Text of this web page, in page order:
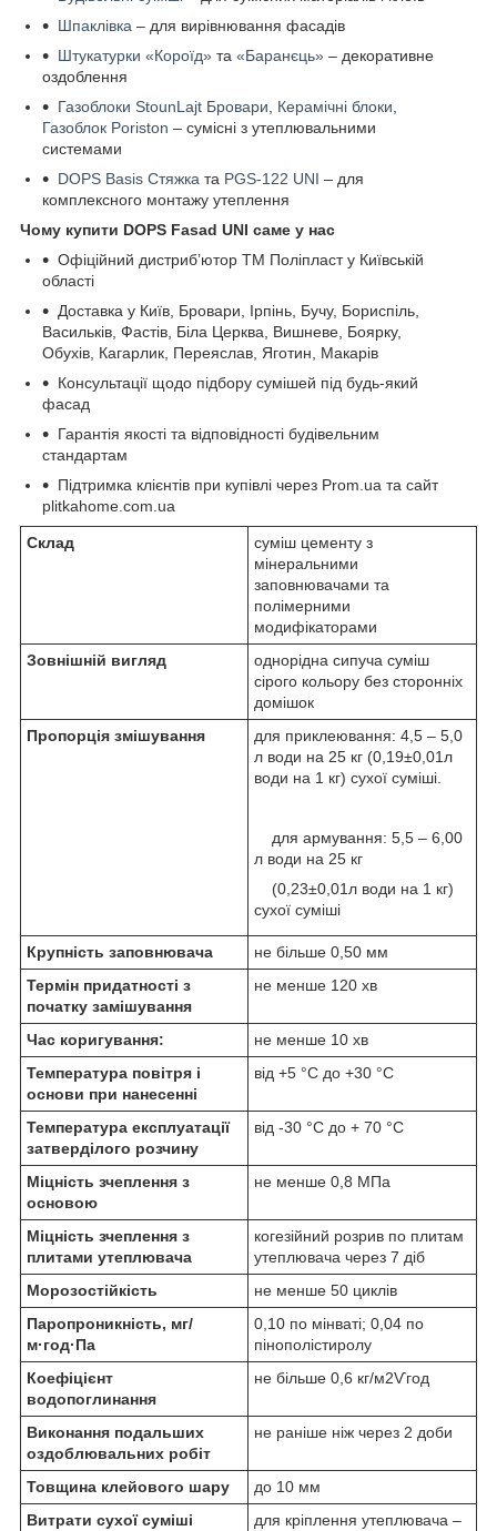
Шпаклівка – для вирівнювання фасадів
Штукатурки «Короїд» та «Баранєць» – декоративне
оздоблення
Газоблоки StounLajt Бровари, Керамічні блоки,
Газоблок Poriston – сумісні з утеплювальними
системами
DOPS Basis Стяжка та PGS-122 UNI – для
комплексного монтажу утеплення
Чому купити DOPS Fasad UNI саме у нас
Офіційний дистриб’ютор ТМ Поліпласт у Київській
області
Доставка у Київ, Бровари, Ірпінь, Бучу, Бориспіль,
Васильків, Фастів, Біла Церква, Вишневе, Боярку,
Обухів, Кагарлик, Переяслав, Яготин, Макарів
Консультації щодо підбору сумішей під будь-який
фасад
Гарантія якості та відповідності будівельним
стандартам
Підтримка клієнтів при купівлі через Prom.ua та сайт
plitkahome.com.ua
Склад
суміш цементу з
мінеральними
заповнювачами та
полімерними
модифікаторами
Зовнішній вигляд
однорідна сипуча суміш
сірого кольору без сторонніх
домішок
Пропорція змішування
для приклеювання: 4,5 – 5,0
л води на 25 кг (0,19±0,01л
води на 1 кг) сухої суміші.
для армування: 5,5 – 6,00
л води на 25 кг
(0,23±0,01л води на 1 кг)
сухої суміші
Крупність заповнювача
не більше 0,50 мм
Термін придатності з
початку замішування
не менше 120 хв
Час коригування:
не менше 10 хв
Температура повітря і
основи при нанесенні
від +5 °С до +30 °С
Температура експлуатації
затверділого розчину
від -30 °С до + 70 °С
Міцність зчеплення з
основою
не менше 0,8 МПа
Міцність зчеплення з
плитами утеплювача
когезійний розрив по плитам
утеплювача через 7 діб
Морозостійкість
не менше 50 циклів
Паропроникність, мг/
м·год·Па
0,10 по мінваті; 0,04 по
пінополістиролу
Коефіцієнт
водопоглинання
не більше 0,6 кг/м2Ѵгод
Виконання подальших
оздоблювальних робіт
не раніше ніж через 2 доби
Товщина клейового шару
до 10 мм
Витрати сухої суміші
для кріплення утеплювача –